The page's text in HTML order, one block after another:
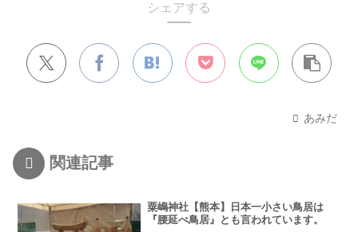
シェアする
あみだ
関連記事
粟嶋神社【熊本】日本一小さい鳥居は
『腰延べ鳥居』とも言われています。